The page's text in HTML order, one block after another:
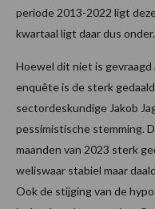
periode 2013-2022 ligt
kwartaal ligt daar dus onder.
Hoewel dit niet is
enquête is de sterk
sectordeskundige Jakob
pessimistische stemming.
maanden van 2023 sterk
weliswaar stabiel maar
Ook de stijging van de